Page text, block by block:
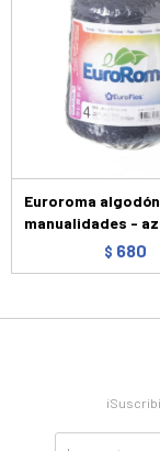
Euroroma
manualidades -
$ 680